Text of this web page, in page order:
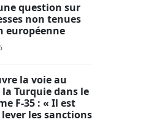
question sur
non tenues
européenne
la voie au
Turquie dans le
F-35 : « Il est
les sanctions